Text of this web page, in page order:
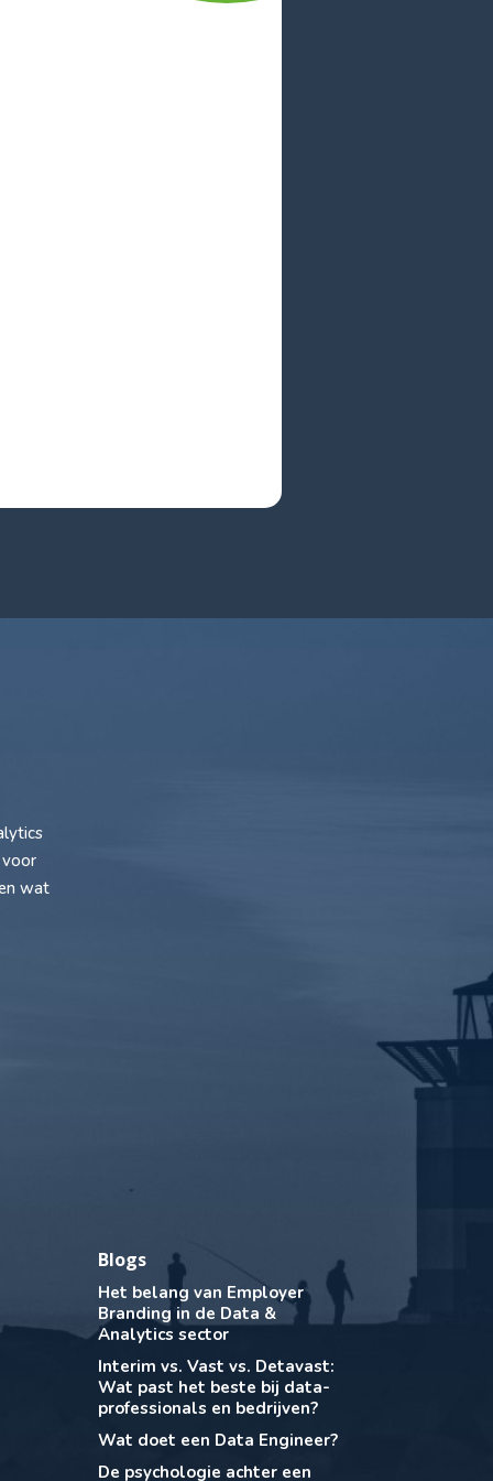
wat
Blogs
Het belang van Employer
Branding in de Data &
Analytics sector
Interim vs. Vast vs. Detavast:
Wat past het beste bij data-
professionals en bedrijven?
Wat doet een Data Engineer?
De psychologie achter een